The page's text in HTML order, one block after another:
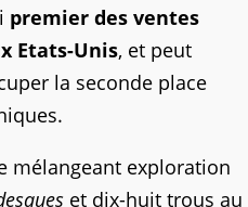
premier des ventes
Etats-Unis, et peut
la seconde place
mélangeant exploration
et dix-huit trous au